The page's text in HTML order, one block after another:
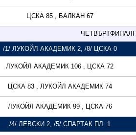
ЦСКА 85 , БАЛКАН 67
/1/ ЛУКОЙЛ АКАДЕМИК 2, /8/ ЦСКА 0
ЛУКОЙЛ АКАДЕМИК 106 , ЦСКА 72
ЦСКА 83 , ЛУКОЙЛ АКАДЕМИК 74
ЛУКОЙЛ АКАДЕМИК 99 , ЦСКА 76
/4/ ЛЕВСКИ 2, /5/ СПАРТАК ПЛ. 1